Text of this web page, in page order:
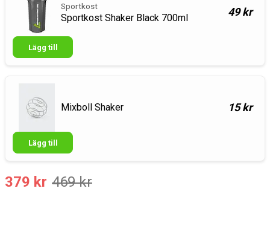
Sportkost
Sportkost Shaker Black 700ml 49 kr
Lägg till
Mixboll Shaker 15 kr
Lägg till
379 kr 469 kr